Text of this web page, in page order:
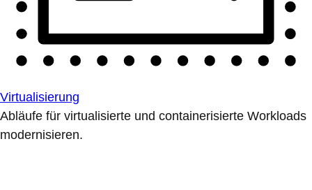
Virtualisierung
Abläufe für virtualisierte und containerisierte Workloads
modernisieren.